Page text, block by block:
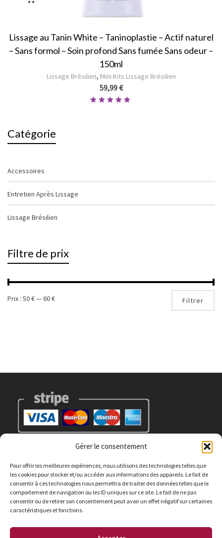
Gérer le consentement
Pour offrir les meilleures expériences, nous utilisons des technologies telles que
les cookies pour stocker et/ou accéder aux informations des appareils. Le fait de
consentir à ces technologies nous permettra de traiter des données telles que le
comportement de navigation ou les ID uniques sur ce site. Le fait de ne pas
consentir ou de retirer son consentement peut avoir un effet négatif sur certaines
caractéristiques et fonctions.
Lissage au Tanin White – Taninoplastie – Actif naturel
– Sans formol – Soin profond Sans fumée Sans odeur –
150ml
Lissage Brésilien, Mini Kits Lissage Brésilien
59,99€
Catégorie
Accessoires
Entretien Après Lissage
Lissage Brésilien
Filtre de prix
Filtrer
Prix : 50 €—60 €
Suivez Nous !